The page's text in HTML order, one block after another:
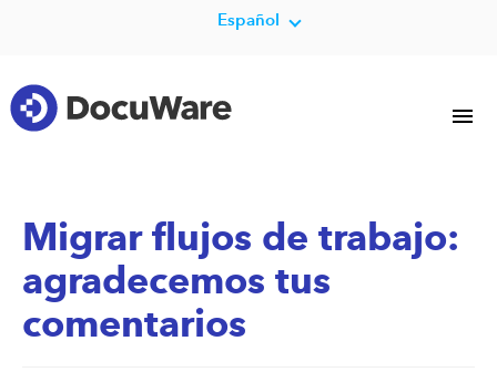
Español
Migrar flujos de trabajo:
agradecemos tus
comentarios